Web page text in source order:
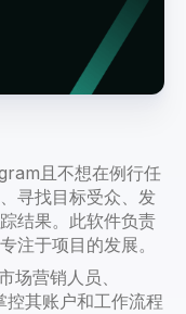
且不想在例行任
寻找目标受众、发
结果。此软件负责
注于项目的发展。
营销人员、
其账户和工作流程